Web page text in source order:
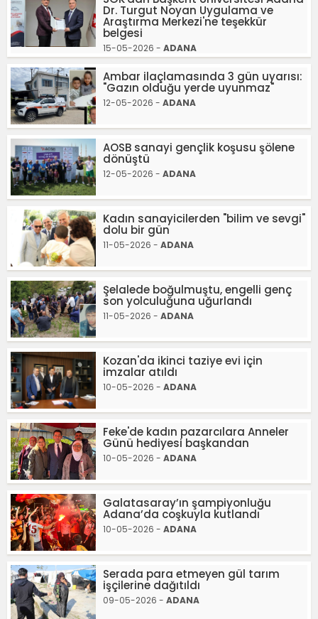
Dr. Turgut Noyan Uygulama ve
Araştırma Merkezi'ne teşekkür
belgesi
15-05-2026 - ADANA
Ambar ilaçlamasında 3 gün uyarısı:
"Gazın olduğu yerde uyunmaz"
12-05-2026 - ADANA
AOSB sanayi gençlik koşusu şölene
dönüştü
12-05-2026 - ADANA
Kadın sanayicilerden "bilim ve sevgi"
dolu bir gün
11-05-2026 - ADANA
Şelalede boğulmuştu, engelli genç
son yolculuğuna uğurlandı
11-05-2026 - ADANA
Kozan'da ikinci taziye evi için
imzalar atıldı
10-05-2026 - ADANA
Feke'de kadın pazarcılara Anneler
Günü hediyesi başkandan
10-05-2026 - ADANA
Galatasaray’ın şampiyonluğu
Adana’da coşkuyla kutlandı
10-05-2026 - ADANA
Serada para etmeyen gül tarım
işçilerine dağıtıldı
09-05-2026 - ADANA